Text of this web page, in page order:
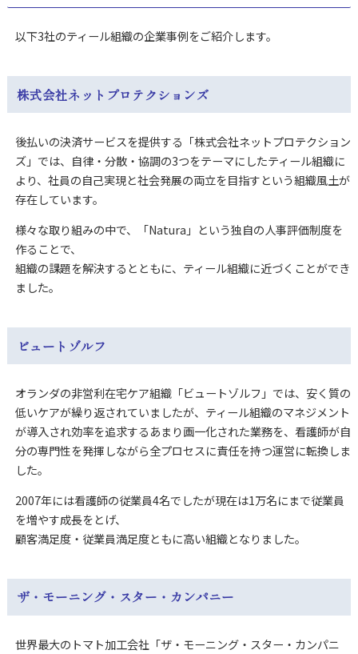
以下3社のティール組織の企業事例をご紹介します。
株式会社ネットプロテクションズ
後払いの決済サービスを提供する「株式会社ネットプロテクション
ズ」では、自律・分散・協調の3つをテーマにしたティール組織に
より、社員の自己実現と社会発展の両立を目指すという組織風土が
存在しています。
様々な取り組みの中で、「Natura」という独自の人事評価制度を
作ることで、
組織の課題を解決するとともに、ティール組織に近づくことができ
ました。
ビュートゾルフ
オランダの非営利在宅ケア組織「ビュートゾルフ」では、安く質の
低いケアが繰り返されていましたが、ティール組織のマネジメント
が導入され効率を追求するあまり画一化された業務を、看護師が自
分の専門性を発揮しながら全プロセスに責任を持つ運営に転換しま
した。
2007年には看護師の従業員4名でしたが現在は1万名にまで従業員
を増やす成長をとげ、
顧客満足度・従業員満足度ともに高い組織となりました。
ザ・モーニング・スター・カンパニー
世界最大のトマト加工会社「ザ・モーニング・スター・カンパニ